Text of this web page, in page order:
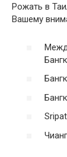
Рожать в
Вашему